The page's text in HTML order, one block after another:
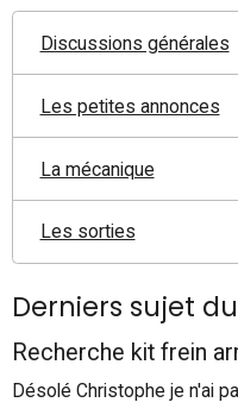
Discussions générales
Les petites annonces
La mécanique
Les sorties
Derniers sujet
Recherche kit frein
Désolé Christophe je n'ai